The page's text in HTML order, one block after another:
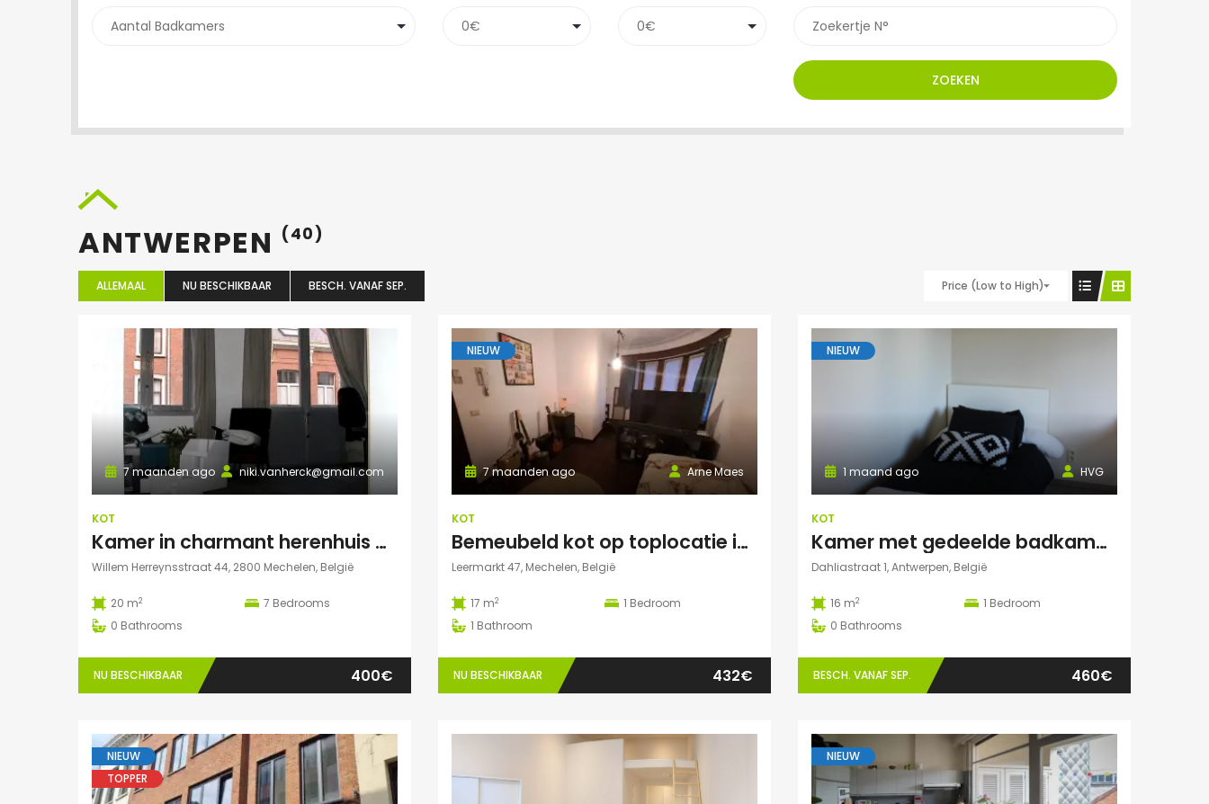
ZOEKEN
ANTWERPEN (40)
ALLEMAAL NU BESCHIKBAAR BESCH. VANAF SEP. Price (Low to High)
niki.vanherck@gmail.com
7 maanden ago
KOT
Kamer in charmant herenhuis met grote zonnige tuin
Willem Herreynsstraat 44, 2800 Mechelen, België
20 m2 7 Bedrooms
0 Bathrooms
NU BESCHIKBAAR 400€
NIEUW
Arne Maes
7 maanden ago
KOT
Bemeubeld kot op toplocatie in centrum Mechelen met privédouche, dakterras en lavabo
Leermarkt 47, Mechelen, België
17 m2 1 Bedroom
1 Bathroom
NU BESCHIKBAAR 432€
NIEUW
HVG
1 maand ago
KOT
Kamer met gedeelde badkamer en keuken
Dahliastraat 1, Antwerpen, België
16 m2 1 Bedroom
0 Bathrooms
BESCH. VANAF SEP. 460€
NIEUW
TOPPER
NIEUW